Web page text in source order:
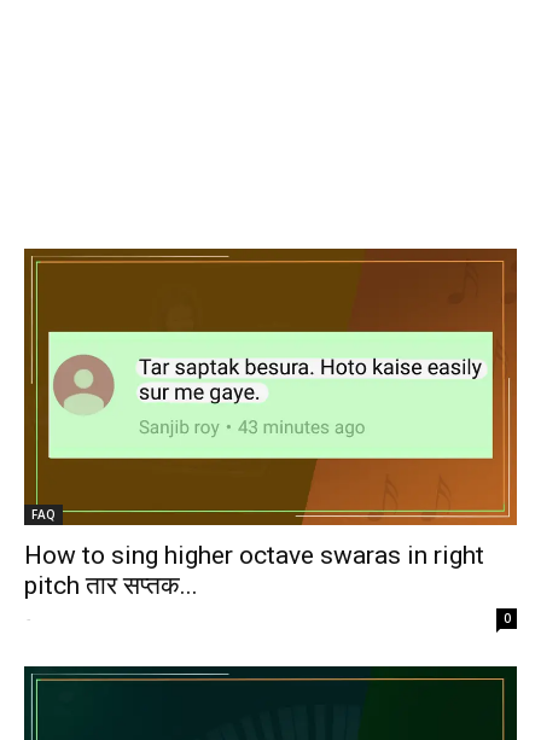
FAQ
How to sing higher octave swaras in right
pitch तार सप्तक...
- 0